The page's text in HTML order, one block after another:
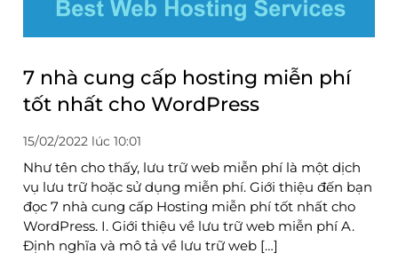
7 nhà cung cấp hosting miễn phí
tốt nhất cho WordPress
15/02/2022 lúc 10:01
Như tên cho thấy, lưu trữ web miễn phí là một dịch
vụ lưu trữ hoặc sử dụng miễn phí. Giới thiệu đến bạn
đọc 7 nhà cung cấp Hosting miễn phí tốt nhất cho
WordPress. I. Giới thiệu về lưu trữ web miễn phí A.
Định nghĩa và mô tả về lưu trữ web […]